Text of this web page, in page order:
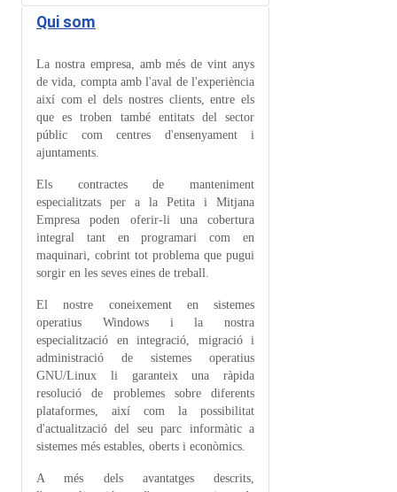
Qui som
La nostra empresa, amb més de vint anys
de vida, compta amb l'aval de l'experiència
així com el dels nostres clients, entre els
que es troben també entitats del sector
públic com centres d'ensenyament i
ajuntaments.
Els contractes de manteniment
especialitzats per a la Petita i Mitjana
Empresa poden oferir-li una cobertura
integral tant en programari com en
maquinari, cobrint tot problema que pugui
sorgir en les seves eines de treball.
El nostre coneixement en sistemes
operatius Windows i la nostra
especialització en integració, migració i
administració de sistemes operatius
GNU/Linux li garanteix una ràpida
resolució de problemes sobre diferents
plataformes, així com la possibilitat
d'actualització del seu parc informàtic a
sistemes més estables, oberts i econòmics.
A més dels avantatges descrits,